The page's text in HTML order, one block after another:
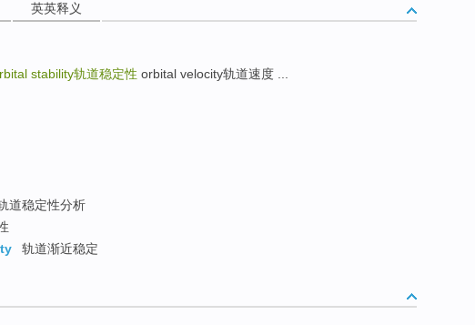
英英释义
stability轨道稳定性 orbital velocity轨道速度 ...
道稳定性分析
轨道渐近稳定